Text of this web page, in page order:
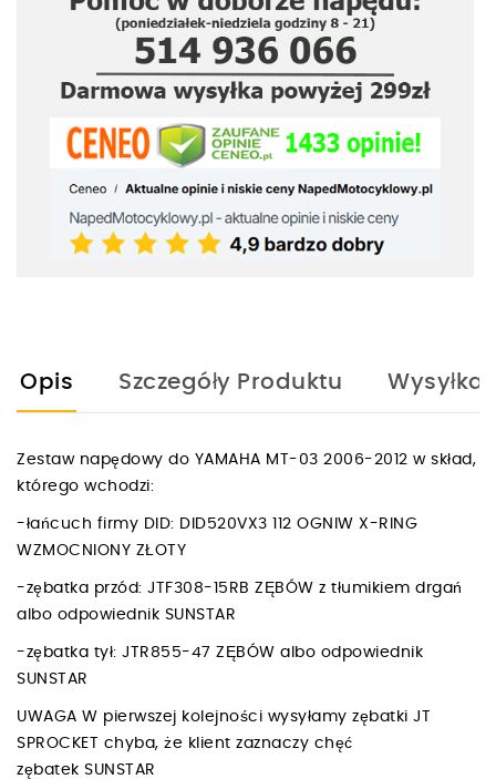
Opis Szczegóły Produktu Wysyłka
Zestaw napędowy do YAMAHA MT-03 2006-2012 w skład,
którego wchodzi:
-łańcuch firmy DID: DID520VX3 112 OGNIW X-RING
WZMOCNIONY ZŁOTY
-zębatka przód: JTF308-15RB ZĘBÓW z tłumikiem drgań
albo odpowiednik SUNSTAR
-zębatka tył: JTR855-47 ZĘBÓW albo odpowiednik
SUNSTAR
UWAGA W pierwszej kolejności wysyłamy zębatki JT
SPROCKET chyba, że klient zaznaczy chęć
zębatek SUNSTAR